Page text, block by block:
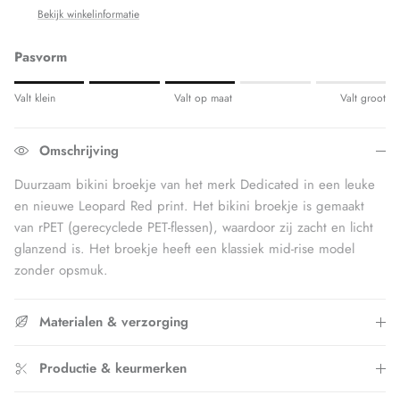
Bekijk winkelinformatie
Pasvorm
Rating of 1 means Valt klein.
The rating of this product for "" is 3.
Valt klein Valt op maat Valt groot
Omschrijving
Duurzaam bikini broekje van het merk Dedicated in een leuke
en nieuwe Leopard Red print. Het bikini broekje is gemaakt
van rPET (gerecyclede PET-flessen), waardoor zij zacht en licht
glanzend is. Het broekje heeft een klassiek mid-rise model
zonder opsmuk.
Materialen & verzorging
Productie & keurmerken